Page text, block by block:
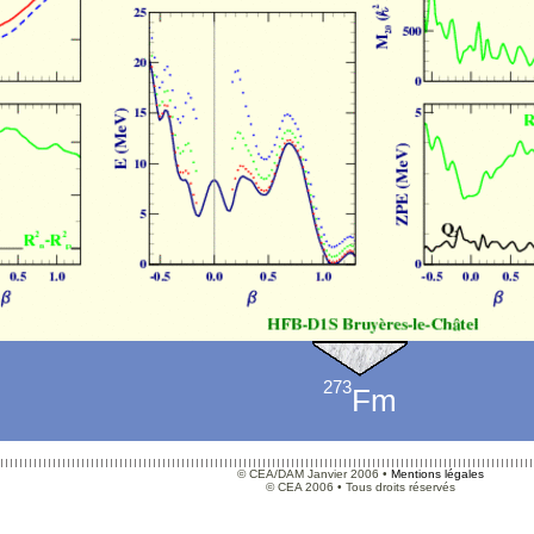
273Fm
© CEA/DAM Janvier 2006 • Mentions légales
© CEA 2006 • Tous droits réservés